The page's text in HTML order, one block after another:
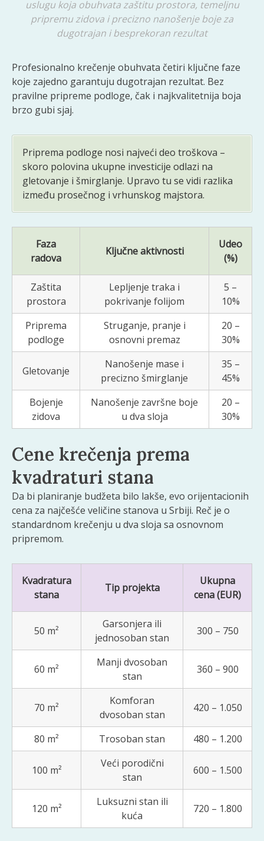
uslugu koja obuhvata zaštitu prostora, temeljnu
pripremu zidova i precizno nanošenje boje za
dugotrajan i besprekoran rezultat
Profesionalno krečenje obuhvata četiri ključne faze
koje zajedno garantuju dugotrajan rezultat. Bez
pravilne pripreme podloge, čak i najkvalitetnija boja
brzo gubi sjaj.
Priprema podloge nosi najveći deo troškova –
skoro polovina ukupne investicije odlazi na
gletovanje i šmirglanje. Upravo tu se vidi razlika
između prosečnog i vrhunskog majstora.
Faza
radova
Ključne aktivnosti
Udeo
(%)
Zaštita
prostora
Lepljenje traka i
pokrivanje folijom
5 –
10%
Priprema
podloge
Struganje, pranje i
osnovni premaz
20 –
30%
Gletovanje
Nanošenje mase i
precizno šmirglanje
35 –
45%
Bojenje
zidova
Nanošenje završne boje
u dva sloja
20 –
30%
Cene krečenja prema
kvadraturi stana
Da bi planiranje budžeta bilo lakše, evo orijentacionih
cena za najčešće veličine stanova u Srbiji. Reč je o
standardnom krečenju u dva sloja sa osnovnom
pripremom.
Kvadratura
stana
Tip projekta
Ukupna
cena (EUR)
50 m²
Garsonjera ili
jednosoban stan
300 – 750
60 m²
Manji dvosoban
stan
360 – 900
70 m²
Komforan
dvosoban stan
420 – 1.050
80 m² Trosoban stan 480 – 1.200
100 m²
Veći porodični
stan
600 – 1.500
120 m²
Luksuzni stan ili
kuća
720 – 1.800